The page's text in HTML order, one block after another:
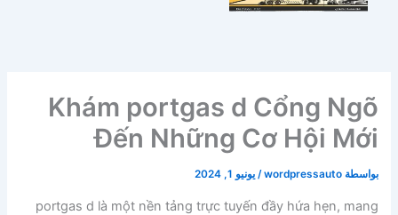
Khám portgas d Cổng Ngõ
Đến Những Cơ Hội Mới
بواسطة wordpressauto
/يونيو 1, 2024
portgas d là một nền tảng trực tuyến đầy hứa hẹn, mang